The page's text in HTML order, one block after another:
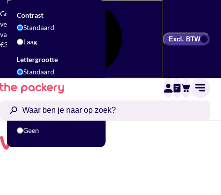
Gratis
verzending
vanaf
€300
Contrast
Standaard
Laag
Lettergrootte
Standaard
Groot
Geen
Excl. BTW
Verpakken.